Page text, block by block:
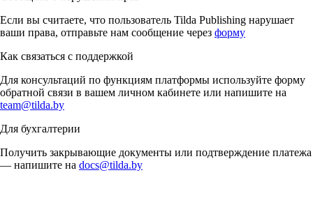
Если вы считаете, что пользователь Tilda Publishing нарушает
ваши права, отправьте нам сообщение через форму
Как связаться с поддержкой
Для консультаций по функциям платформы используйте форму
обратной связи в вашем личном кабинете или напишите на
team@tilda.by
Для бухгалтерии
Получить закрывающие документы или подтверждение платежа
— напишите на docs@tilda.by